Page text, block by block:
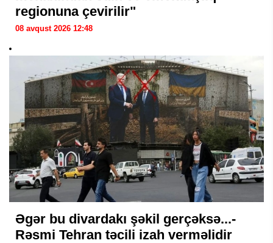
regionuna çevirilir"
08 avqust 2026 12:48
Əgər bu divardakı şəkil gerçəksə...-
Rəsmi Tehran təcili izah verməlidir